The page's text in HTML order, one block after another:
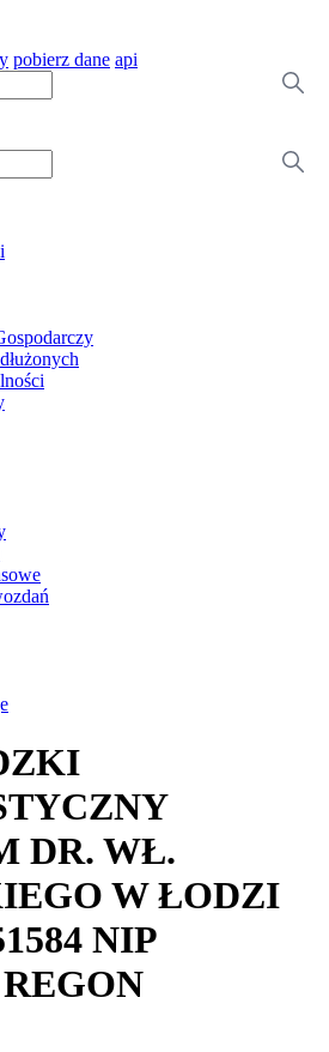
pobierz dane api
DR. WŁ.
W ŁODZI
NIP
REGON